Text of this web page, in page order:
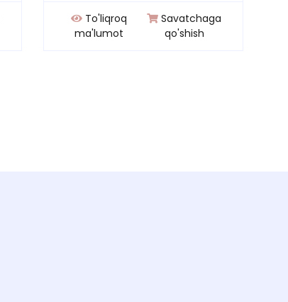
To'liqroq
ma'lumot
Savatchaga
qo'shish